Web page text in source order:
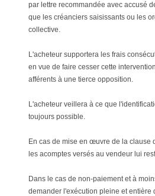
par lettre recommandée avec accusé
que les créanciers saisissants ou les
collective.
L'acheteur supportera les frais
en vue de faire cesser cette
afférents à une tierce opposition.
L'acheteur veillera à ce que
toujours possible.
En cas de mise en œuvre de la clause
les acomptes versés au vendeur lui
Dans le cas de non-paiement et à
demander l'exécution pleine et entière